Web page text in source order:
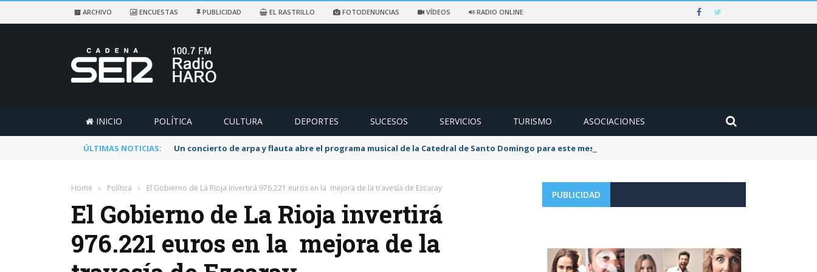
ARCHIVO ENCUESTAS PUBLICIDAD EL RASTRILLO FOTODENUNCIAS VÍDEOS RADIO ONLINE
INICIO POLÍTICA CULTURA DEPORTES SUCESOS SERVICIOS TURISMO ASOCIACIONES
ÚLTIMAS NOTICIAS: Un concierto de arpa y flauta abre el programa musical de la Catedral de Santo Domingo para este mes de agosto
Home › Política › El Gobierno de La Rioja invertirá 976.221 euros en la mejora de la travesía de Ezcaray
El Gobierno de La Rioja invertirá
976.221 euros en la mejora de la
PUBLICIDAD